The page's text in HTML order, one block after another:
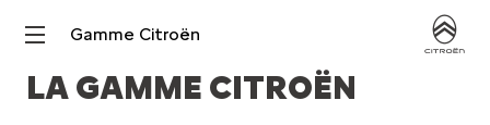
Gamme Citroën
LA GAMME CITROËN